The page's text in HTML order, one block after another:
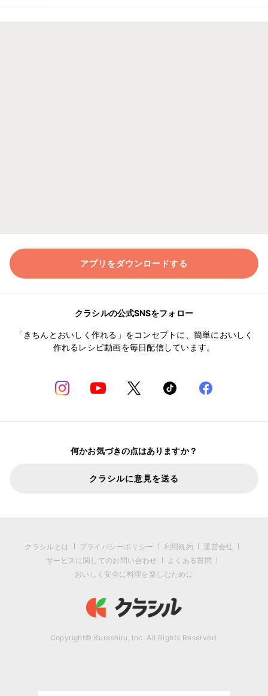
アプリをダウンロードする
クラシルの公式SNSをフォロー
「きちんとおいしく作れる」をコンセプトに、簡単においしく
作れるレシピ動画を毎日配信しています。
何かお気づきの点はありますか？
クラシルに意見を送る
クラシルとは プライバシーポリシー 利用規約
運営会社
サービスに関してのお問い合わせ
よくある質問
おいしく安全に料理を楽しむために
Copyright© Kurashiru, Inc. All Rights Reserved.